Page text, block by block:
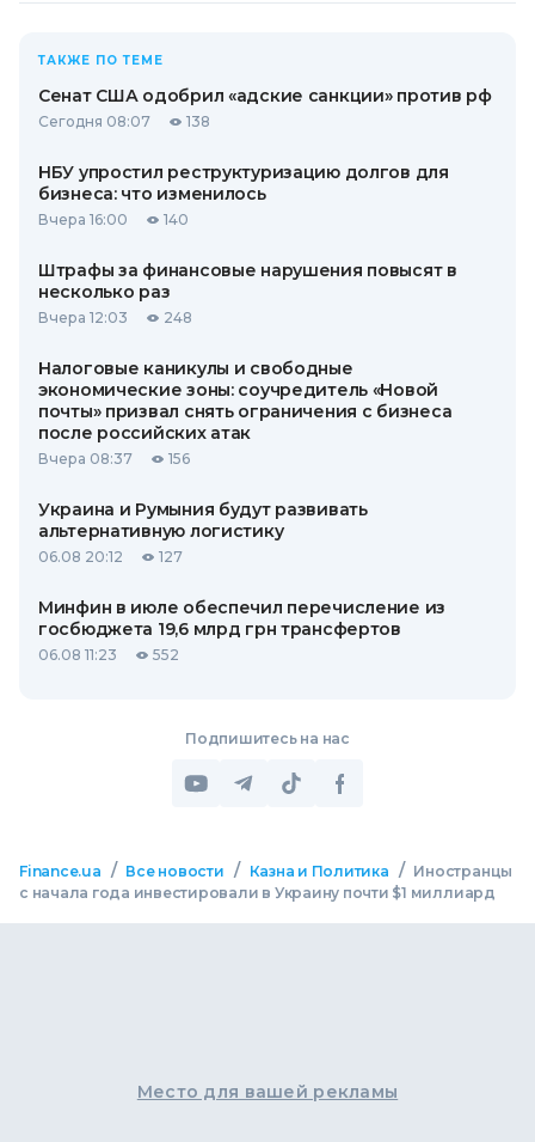
ТАКЖЕ ПО ТЕМЕ
Сенат США одобрил «адские санкции» против рф
Сегодня 08:07 138
НБУ упростил реструктуризацию долгов для
бизнеса: что изменилось
Вчера 16:00 140
Штрафы за финансовые нарушения повысят в
несколько раз
Вчера 12:03 248
Налоговые каникулы и свободные
экономические зоны: соучредитель «Новой
почты» призвал снять ограничения с бизнеса
после российских атак
Вчера 08:37 156
Украина и Румыния будут развивать
альтернативную логистику
06.08 20:12 127
Минфин в июле обеспечил перечисление из
госбюджета 19,6 млрд грн трансфертов
06.08 11:23 552
Подпишитесь на нас
Finance.ua / Все новости / Казна и Политика / Иностранцы
с начала года инвестировали в Украину почти $1 миллиард
Место для вашей рекламы